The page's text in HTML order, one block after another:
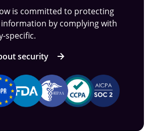
is committed to protecting
by complying with
specific.
security